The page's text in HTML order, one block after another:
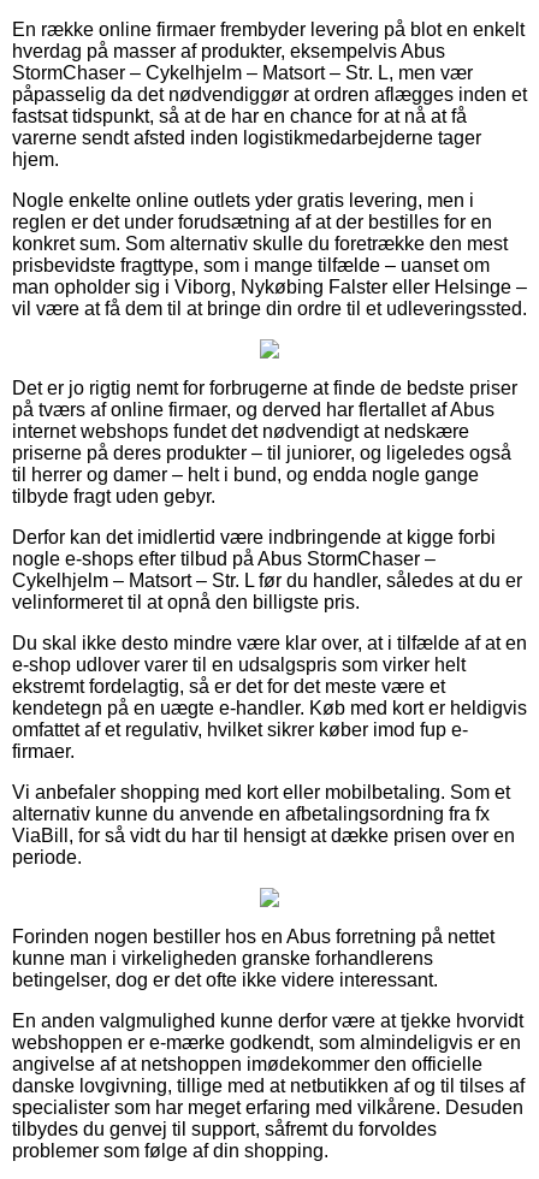
En række online firmaer frembyder levering på blot en enkelt
hverdag på masser af produkter, eksempelvis Abus
StormChaser – Cykelhjelm – Matsort – Str. L, men vær
påpasselig da det nødvendiggør at ordren aflægges inden et
fastsat tidspunkt, så at de har en chance for at nå at få
varerne sendt afsted inden logistikmedarbejderne tager
hjem.
Nogle enkelte online outlets yder gratis levering, men i
reglen er det under forudsætning af at der bestilles for en
konkret sum. Som alternativ skulle du foretrække den mest
prisbevidste fragttype, som i mange tilfælde – uanset om
man opholder sig i Viborg, Nykøbing Falster eller Helsinge –
vil være at få dem til at bringe din ordre til et udleveringssted.
Det er jo rigtig nemt for forbrugerne at finde de bedste priser
på tværs af online firmaer, og derved har flertallet af Abus
internet webshops fundet det nødvendigt at nedskære
priserne på deres produkter – til juniorer, og ligeledes også
til herrer og damer – helt i bund, og endda nogle gange
tilbyde fragt uden gebyr.
Derfor kan det imidlertid være indbringende at kigge forbi
nogle e-shops efter tilbud på Abus StormChaser –
Cykelhjelm – Matsort – Str. L før du handler, således at du er
velinformeret til at opnå den billigste pris.
Du skal ikke desto mindre være klar over, at i tilfælde af at en
e-shop udlover varer til en udsalgspris som virker helt
ekstremt fordelagtig, så er det for det meste være et
kendetegn på en uægte e-handler. Køb med kort er heldigvis
omfattet af et regulativ, hvilket sikrer køber imod fup e-
firmaer.
Vi anbefaler shopping med kort eller mobilbetaling. Som et
alternativ kunne du anvende en afbetalingsordning fra fx
ViaBill, for så vidt du har til hensigt at dække prisen over en
periode.
Forinden nogen bestiller hos en Abus forretning på nettet
kunne man i virkeligheden granske forhandlerens
betingelser, dog er det ofte ikke videre interessant.
En anden valgmulighed kunne derfor være at tjekke hvorvidt
webshoppen er e-mærke godkendt, som almindeligvis er en
angivelse af at netshoppen imødekommer den officielle
danske lovgivning, tillige med at netbutikken af og til tilses af
specialister som har meget erfaring med vilkårene. Desuden
tilbydes du genvej til support, såfremt du forvoldes
problemer som følge af din shopping.